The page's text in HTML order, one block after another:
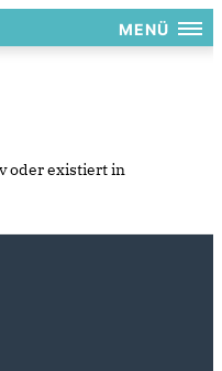
MENÜ
oder existiert in